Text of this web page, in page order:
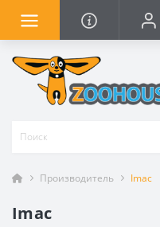
Производитель Imac
Imac